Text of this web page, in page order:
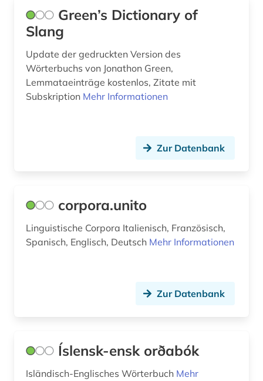
mehrsprachig&gt (2)
mikroelektronik (1)
mittelalter (2)
mittelenglisch (1)
mundart (3)
musikdruck (1)
n-gramm (2)
nepali (1)
neuseeland (3)
niederländisch (6)
Green’s Dictionary of
Slang
Update der gedruckten Version des
Wörterbuchs von Jonathon Green,
Lemmataeinträge kostenlos, Zitate mit
Subskription Mehr Informationen
Zur Datenbank
corpora.unito
Linguistische Corpora Italienisch, Französisch,
Spanisch, Englisch, Deutsch Mehr Informationen
Zur Datenbank
Íslensk-ensk orðabók
Isländisch-Englisches Wörterbuch Mehr